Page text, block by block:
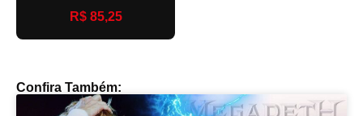
R$ 85,25
Confira Também: